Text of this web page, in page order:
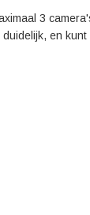
3
en